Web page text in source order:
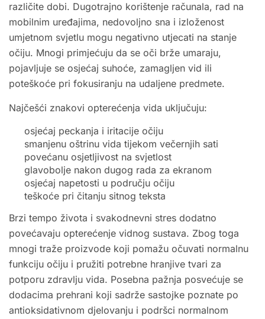
različite dobi. Dugotrajno korištenje računala, rad na
mobilnim uređajima, nedovoljno sna i izloženost
umjetnom svjetlu mogu negativno utjecati na stanje
očiju. Mnogi primjećuju da se oči brže umaraju,
pojavljuje se osjećaj suhoće, zamagljen vid ili
poteškoće pri fokusiranju na udaljene predmete.
Najčešći znakovi opterećenja vida uključuju:
osjećaj peckanja i iritacije očiju
smanjenu oštrinu vida tijekom večernjih sati
povećanu osjetljivost na svjetlost
glavobolje nakon dugog rada za ekranom
osjećaj napetosti u području očiju
teškoće pri čitanju sitnog teksta
Brzi tempo života i svakodnevni stres dodatno
povećavaju opterećenje vidnog sustava. Zbog toga
mnogi traže proizvode koji pomažu očuvati normalnu
funkciju očiju i pružiti potrebne hranjive tvari za
potporu zdravlju vida. Posebna pažnja posvećuje se
dodacima prehrani koji sadrže sastojke poznate po
antioksidativnom djelovanju i podršci normalnom